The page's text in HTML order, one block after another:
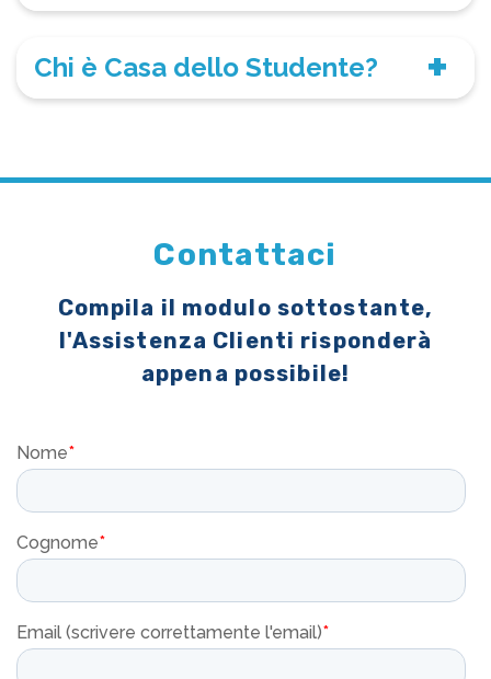
Chi è Casa dello Studente?
Contattaci
Compila il modulo sottostante,
l'Assistenza Clienti risponderà
appena possibile!